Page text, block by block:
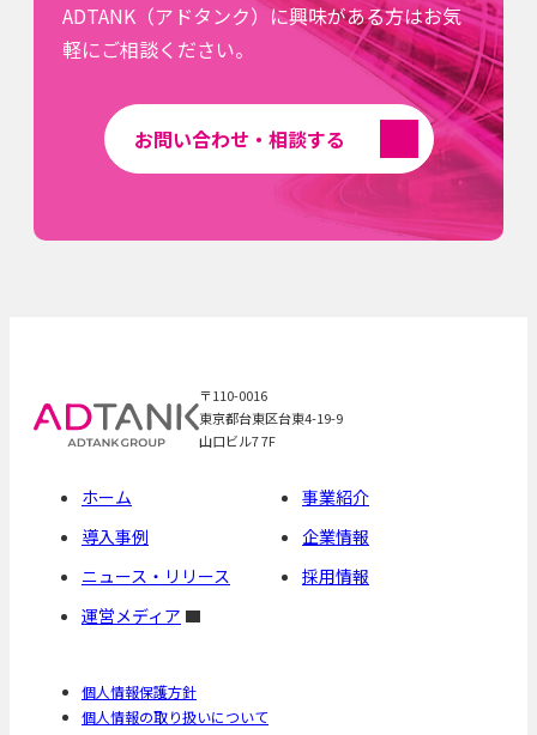
ADTANK（アドタンク）に興味がある方はお気
軽にご相談ください。
お問い合わせ・相談する
〒110-0016
東京都台東区台東4-19-9
山口ビル7 7F
ホーム
事業紹介
導入事例
企業情報
ニュース・リリース
採用情報
運営メディア
個人情報保護方針
個人情報の取り扱いについて